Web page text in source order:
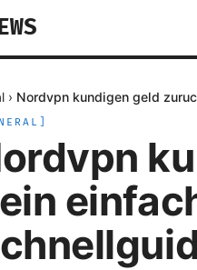
› Nordvpn kundigen geld